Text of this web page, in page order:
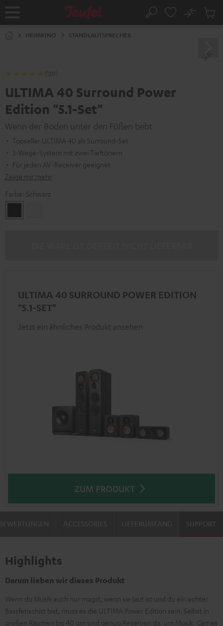
Startseite Suche
No
HEIMKINO STANDLAUTSPRECHER
(120)
ULTIMA 40 Surround Power
Edition "5.1-Set"
Wenn der Boden unter den Füßen bebt
Topseller ULTIMA 40 als Surround-Set
3-Wege-System mit zwei Tieftönern
Für jeden AV-Receiver geeignet
Zeige mir mehr
Farbe: Schwarz
ULTIMA 40 SURROUND POWER EDITION
"5.1-SET"
Jetzt ein ähnliches Produkt ansehen
ZUM PRODUKT
SUPPORT
Highlights
Darum lieben wir dieses Produkt
Wenn du Musik auch nur magst, wenn sie laut ist und du ein echter
Bassfetischist bist, muss es die ULTIMA Power Edition sein. Selbst in
großen Räumen bis 40 qm sind genug Reserven da, um Musik, Games